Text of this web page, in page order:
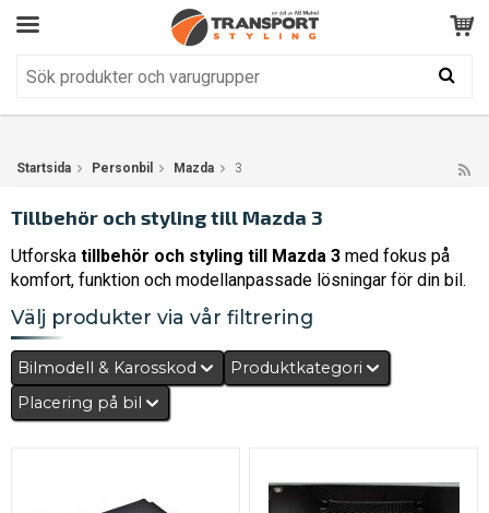
Kundservice
Startsida Personbil Mazda 3
Tillbehör och styling till Mazda 3
Utforska tillbehör och styling till Mazda 3 med fokus på
komfort, funktion och modellanpassade lösningar för din bil.
Välj produkter via vår filtrering
Bilmodell & Karosskod
Produktkategori
Placering på bil